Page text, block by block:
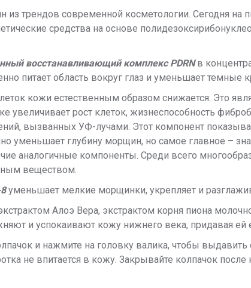
из трендов современной косметологии. Сегодня
средства на основе
восстанавливающий комплекс PDRNв
питает область вокруг глаз и уменьшает темные
кожи естественным образом снижается. Это
увеличивает рост клеток, жизнеспособность
вызванных УФ-лучами. Этот компонент
уменьшает глубину морщин, но самое главное –
аналогичные компоненты. Среди всего
веществом.
уменьшает мелкие морщинки, укрепляет и
Алоэ Вера, экстрактом корня пиона
и успокаивают кожу нижнего века, придавая ей
и нажмите на головку валика, чтобы
не впитается в кожу. Закрывайте колпачок